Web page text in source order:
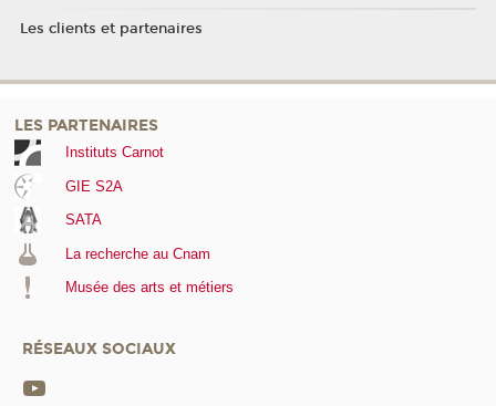
Les clients et partenaires
LES PARTENAIRES
Instituts Carnot
GIE S2A
SATA
La recherche au Cnam
Musée des arts et métiers
RÉSEAUX SOCIAUX